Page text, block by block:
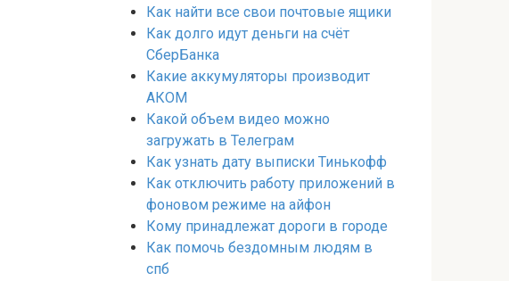
Как найти все свои почтовые ящики
Как долго идут деньги на счёт
СберБанка
Какие аккумуляторы производит
АКОМ
Какой объем видео можно
загружать в Телеграм
Как узнать дату выписки Тинькофф
Как отключить работу приложений в
фоновом режиме на айфон
Кому принадлежат дороги в городе
Как помочь бездомным людям в
спб